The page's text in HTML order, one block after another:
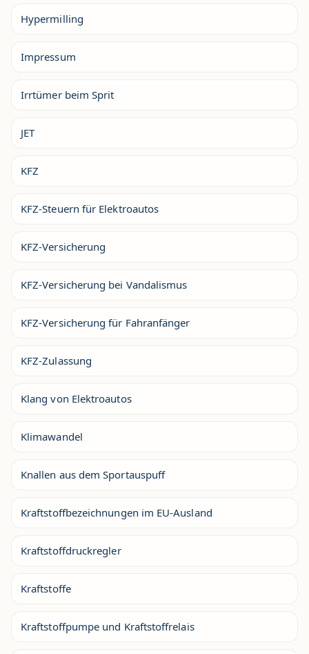
Hypermilling
Impressum
Irrtümer beim Sprit
JET
KFZ
KFZ-Steuern für Elektroautos
KFZ-Versicherung
KFZ-Versicherung bei Vandalismus
KFZ-Versicherung für Fahranfänger
KFZ-Zulassung
Klang von Elektroautos
Klimawandel
Knallen aus dem Sportauspuff
Kraftstoffbezeichnungen im EU-Ausland
Kraftstoffdruckregler
Kraftstoffe
Kraftstoffpumpe und Kraftstoffrelais